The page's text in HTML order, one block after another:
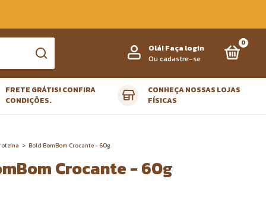
Olá!Faça login
Ou cadastre-se
0
FRETE GRÁTIS! CONFIRA
CONDIÇÕES.
CONHEÇA NOSSAS LOJAS
FÍSICAS
> Bold BomBom Crocante - 60g
Crocante - 60g